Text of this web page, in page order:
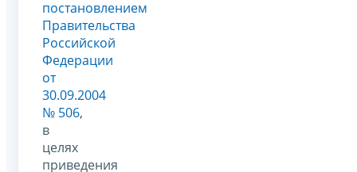
постановлением
Правительства
Российской
Федерации
от
30.09.2004
№ 506,
в
целях
приведения